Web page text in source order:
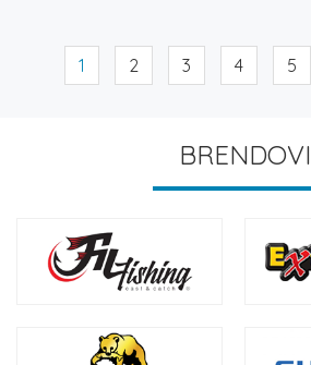
1 2 3 4 5
BRENDOVI